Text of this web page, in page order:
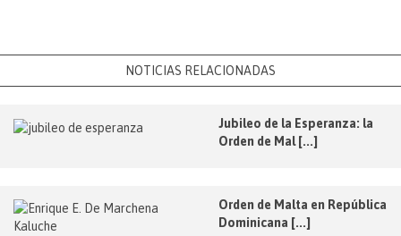
NOTICIAS RELACIONADAS
Jubileo de la Esperanza: la
Orden de Mal [...]
Orden de Malta en República
Dominicana [...]